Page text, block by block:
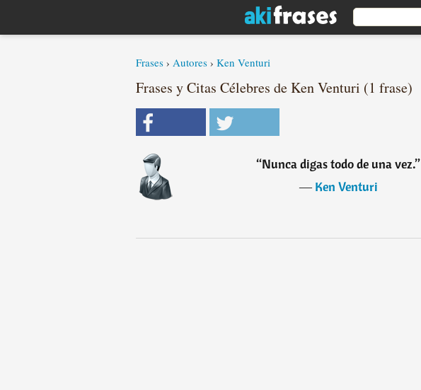
Frases › Autores › Ken Venturi
Frases y Citas Célebres de Ken Venturi (1 frase)
“Nunca digas todo de una vez.”
―Ken Venturi